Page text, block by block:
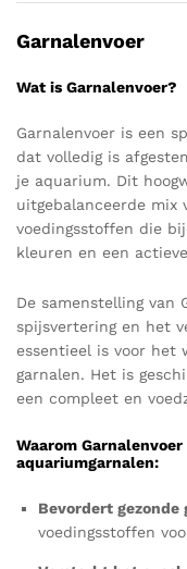
Garnalenvoer
Wat is Garnalenvoer?
Garnalenvoer is een
dat volledig is
je aquarium. Dit
uitgebalanceerde
voedingsstoffen die
kleuren en een
De samenstelling van
spijsvertering en het
essentieel is voor het
garnalen. Het is
een compleet en
Waarom
aquariumgarnalen:
Bevordert gezonde
voedingsstoffen